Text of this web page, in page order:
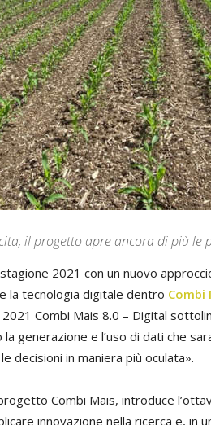
il progetto apre ancora di più le
2021 con un nuovo
la tecnologia digitale dentro Combi
Combi Mais 8.0 – Digital
generazione e l’uso di dati che
decisioni in maniera più oculata».
Combi Mais, introduce
innovazione nella ricerca e, in